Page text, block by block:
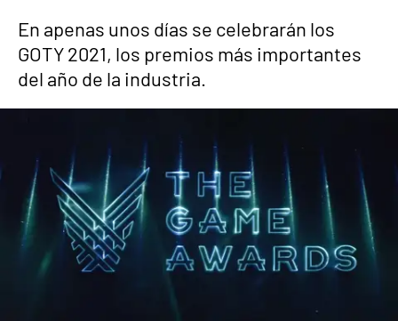
En apenas unos días se celebrarán los
GOTY 2021, los premios más importantes
del año de la industria.